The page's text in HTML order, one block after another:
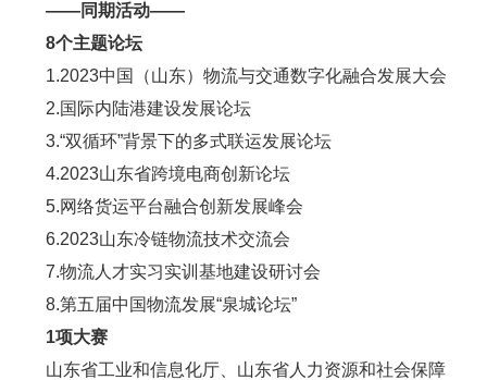
——同期活动——
8个主题论坛
1.2023中国（山东）物流与交通数字化融合发展大会
2.国际内陆港建设发展论坛
3.“双循环”背景下的多式联运发展论坛
4.2023山东省跨境电商创新论坛
5.网络货运平台融合创新发展峰会
6.2023山东冷链物流技术交流会
7.物流人才实习实训基地建设研讨会
8.第五届中国物流发展“泉城论坛”
1项大赛
山东省工业和信息化厅、山东省人力资源和社会保障